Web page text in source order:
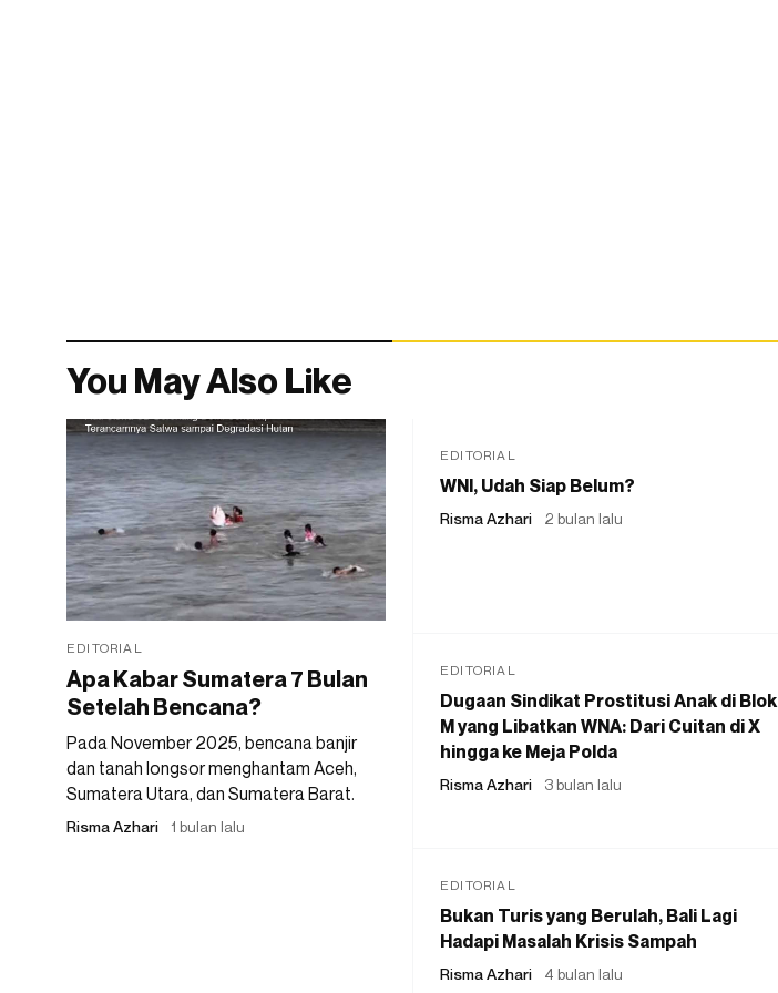
You May Also Like
EDITORIAL
Apa Kabar Sumatera 7 Bulan
Setelah Bencana?
Pada November 2025, bencana banjir
dan tanah longsor menghantam Aceh,
Sumatera Utara, dan Sumatera Barat.
Risma Azhari 1 bulan lalu
EDITORIAL
WNI, Udah Siap Belum?
Risma Azhari 2 bulan lalu
EDITORIAL
Dugaan Sindikat Prostitusi Anak di Blok
M yang Libatkan WNA: Dari Cuitan di X
hingga ke Meja Polda
Risma Azhari 3 bulan lalu
EDITORIAL
Bukan Turis yang Berulah, Bali Lagi
Hadapi Masalah Krisis Sampah
Risma Azhari 4 bulan lalu